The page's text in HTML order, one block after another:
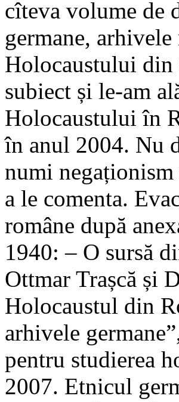
cîteva volume de
germane,
Holocaustului din
subiect și le-am
Holocaustului în
în anul 2004. Nu
numi
a le comenta.
române după
1940: – O sursă
Ottmar Trașcă și
Holocaustul din
arhivele
pentru studierea
2007. Etnicul